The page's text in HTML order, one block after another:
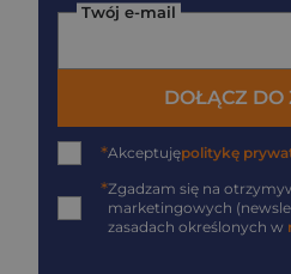
Twój e-mail
DOŁĄCZ DO
*Akceptujępolitykę
*Zgadzam się na
marketingowych
zasadach określonych w